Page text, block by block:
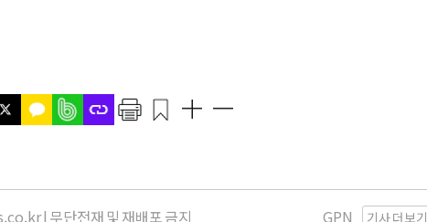
| 무단전재 및 재배포 금지 기사 더보기
GPN